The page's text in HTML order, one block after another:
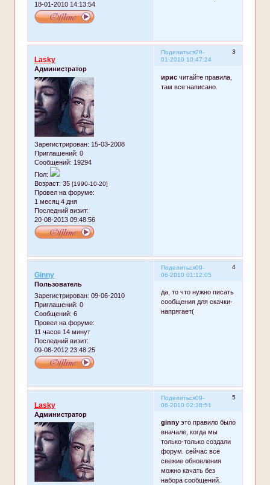
18-01-2010 14:13:54
Поделиться 3
28-
01-2010 10:47:24
Lasky
Администратор
Зарегистрирован: 15-03-2008
Приглашений: 0
Сообщений: 19294
Пол:
Возраст: 35 [1990-10-20]
Провел на форуме:
1 месяц 4 дня
Последний визит:
20-08-2013 09:48:56
ирисчитайте правила,
там все написано.
Поделиться 4
09-
06-2010 01:12:05
Ginny
Пользователь
Зарегистрирован: 09-06-2010
Приглашений: 0
Сообщений: 6
Провел на форуме:
11 часов 14 минут
Последний визит:
09-08-2012 23:48:25
да, то что нужно писать
сообщения для скачки-
напрягает(
Поделиться 5
09-
06-2010 02:38:51
Lasky
Администратор
ginnyэто правило было
вначале, когда мы
только-только создали
форум. сейчас все
свежие обновления
можно качать без
набора сообщений.